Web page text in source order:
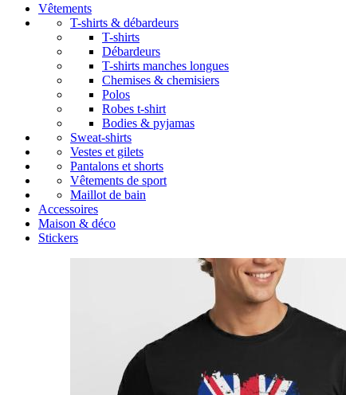
Vêtements
T-shirts & débardeurs
T-shirts
Débardeurs
T-shirts manches longues
Chemises & chemisiers
Polos
Robes t-shirt
Bodies & pyjamas
Sweat-shirts
Vestes et gilets
Pantalons et shorts
Vêtements de sport
Maillot de bain
Accessoires
Maison & déco
Stickers